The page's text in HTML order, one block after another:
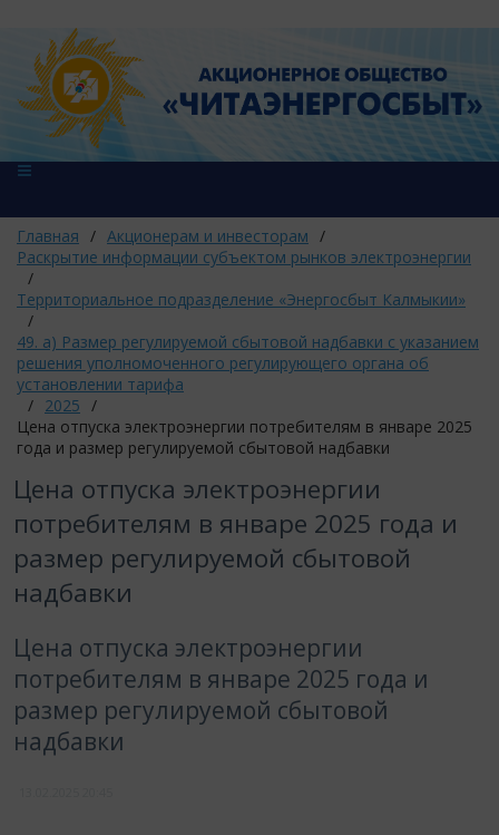
Главная / Акционерам и инвесторам /
Раскрытие информации субъектом рынков электроэнергии
/
Территориальное подразделение «Энергосбыт Калмыкии»
/
49. а) Размер регулируемой сбытовой надбавки с указанием
решения уполномоченного регулирующего органа об
установлении тарифа
/ 2025 /
Цена отпуска электроэнергии потребителям в январе 2025
года и размер регулируемой сбытовой надбавки
Цена отпуска электроэнергии
потребителям в январе 2025 года и
размер регулируемой сбытовой
надбавки
Цена отпуска электроэнергии
потребителям в январе 2025 года и
размер регулируемой сбытовой
надбавки